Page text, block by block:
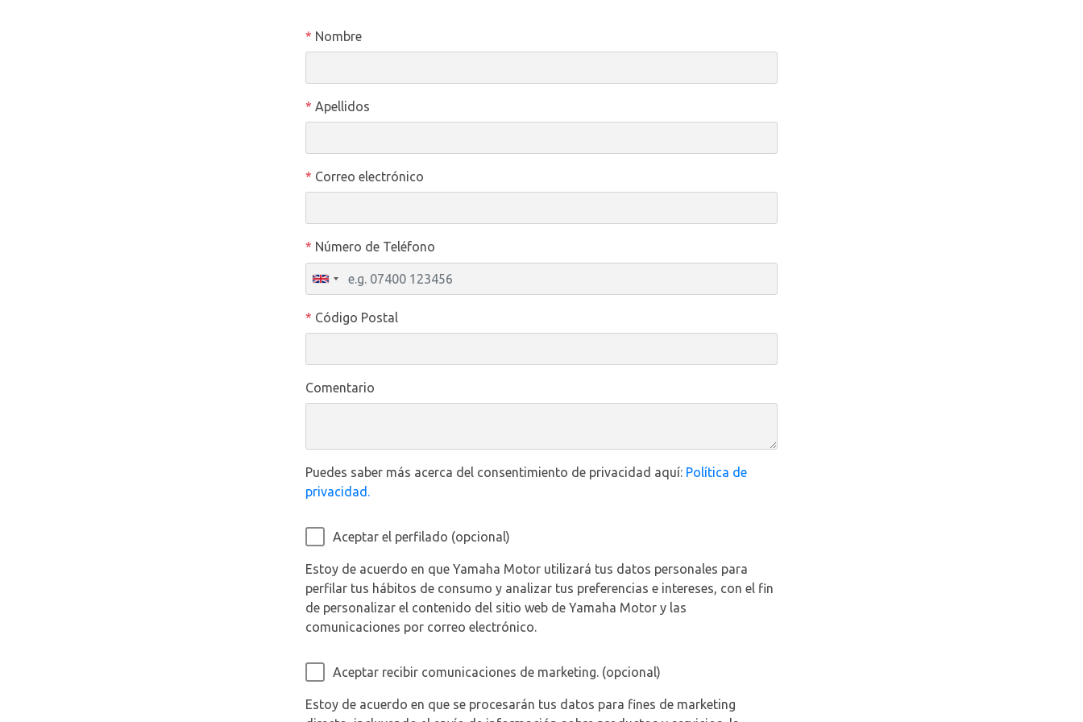
* Nombre
* Apellidos
* Correo electrónico
* Número de Teléfono
* Código Postal
Comentario
Puedes saber más acerca del consentimiento de privacidad aquí: Política de
privacidad.
Aceptar el perfilado (opcional)
Estoy de acuerdo en que Yamaha Motor utilizará tus datos personales para
perfilar tus hábitos de consumo y analizar tus preferencias e intereses, con el fin
de personalizar el contenido del sitio web de Yamaha Motor y las
comunicaciones por correo electrónico.
Aceptar recibir comunicaciones de marketing. (opcional)
Estoy de acuerdo en que se procesarán tus datos para fines de marketing